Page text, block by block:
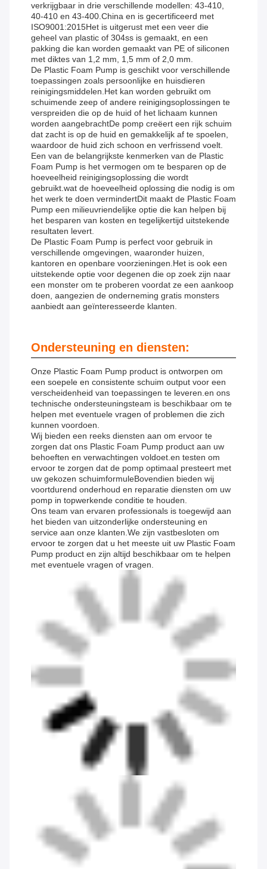
verkrijgbaar in drie verschillende modellen: 43-410,
40-410 en 43-400.China en is gecertificeerd met
ISO9001:2015Het is uitgerust met een veer die
geheel van plastic of 304ss is gemaakt, en een
pakking die kan worden gemaakt van PE of siliconen
met diktes van 1,2 mm, 1,5 mm of 2,0 mm.
De Plastic Foam Pump is geschikt voor verschillende
toepassingen zoals persoonlijke en huisdieren
reinigingsmiddelen.Het kan worden gebruikt om
schuimende zeep of andere reinigingsoplossingen te
verspreiden die op de huid of het lichaam kunnen
worden aangebrachtDe pomp creëert een rijk schuim
dat zacht is op de huid en gemakkelijk af te spoelen,
waardoor de huid zich schoon en verfrissend voelt.
Een van de belangrijkste kenmerken van de Plastic
Foam Pump is het vermogen om te besparen op de
hoeveelheid reinigingsoplossing die wordt
gebruikt.wat de hoeveelheid oplossing die nodig is om
het werk te doen vermindertDit maakt de Plastic Foam
Pump een milieuvriendelijke optie die kan helpen bij
het besparen van kosten en tegelijkertijd uitstekende
resultaten levert.
De Plastic Foam Pump is perfect voor gebruik in
verschillende omgevingen, waaronder huizen,
kantoren en openbare voorzieningen.Het is ook een
uitstekende optie voor degenen die op zoek zijn naar
een monster om te proberen voordat ze een aankoop
doen, aangezien de onderneming gratis monsters
aanbiedt aan geïnteresseerde klanten.
Ondersteuning en diensten:
Onze Plastic Foam Pump product is ontworpen om
een soepele en consistente schuim output voor een
verscheidenheid van toepassingen te leveren.en ons
technische ondersteuningsteam is beschikbaar om te
helpen met eventuele vragen of problemen die zich
kunnen voordoen.
Wij bieden een reeks diensten aan om ervoor te
zorgen dat ons Plastic Foam Pump product aan uw
behoeften en verwachtingen voldoet.en testen om
ervoor te zorgen dat de pomp optimaal presteert met
uw gekozen schuimformuleBovendien bieden wij
voortdurend onderhoud en reparatie diensten om uw
pomp in topwerkende conditie te houden.
Ons team van ervaren professionals is toegewijd aan
het bieden van uitzonderlijke ondersteuning en
service aan onze klanten.We zijn vastbesloten om
ervoor te zorgen dat u het meeste uit uw Plastic Foam
Pump product en zijn altijd beschikbaar om te helpen
met eventuele vragen of vragen.